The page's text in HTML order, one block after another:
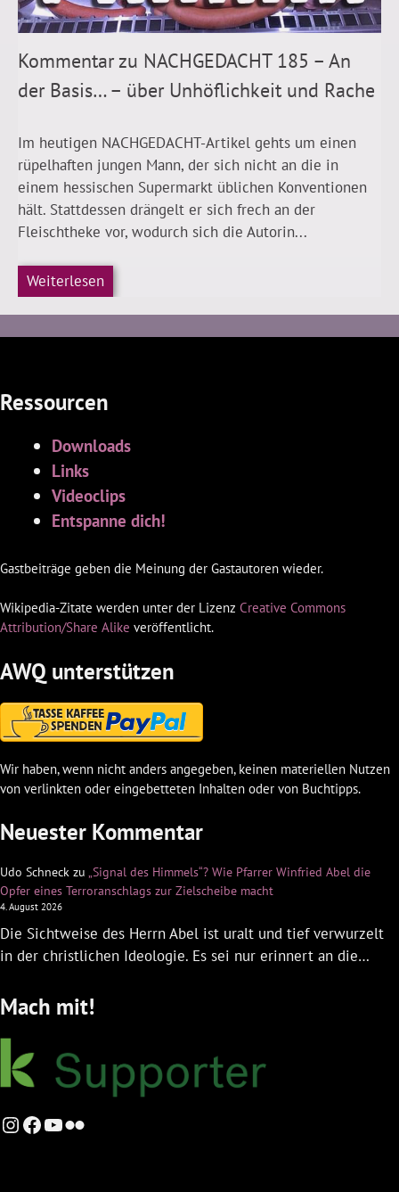
Kommentar zu NACHGEDACHT 185 – An
der Basis… – über Unhöflichkeit und Rache
Im heutigen NACHGEDACHT-Artikel gehts um einen
rüpelhaften jungen Mann, der sich nicht an die in
einem hessischen Supermarkt üblichen Konventionen
hält. Stattdessen drängelt er sich frech an der
Fleischtheke vor, wodurch sich die Autorin...
Weiterlesen
Ressourcen
Downloads
Links
Videoclips
Entspanne dich!
Gastbeiträge geben die Meinung der Gastautoren wieder.
Wikipedia-Zitate werden unter der Lizenz Creative Commons
Attribution/Share Alike veröffentlicht.
AWQ unterstützen
Wir haben, wenn nicht anders angegeben, keinen materiellen Nutzen
von verlinkten oder eingebetteten Inhalten oder von Buchtipps.
Neuester Kommentar
Udo Schneck zu „Signal des Himmels“? Wie Pfarrer Winfried Abel die
Opfer eines Terroranschlags zur Zielscheibe macht
4. August 2026
Die Sichtweise des Herrn Abel ist uralt und tief verwurzelt
in der christlichen Ideologie. Es sei nur erinnert an die…
Mach mit!
Instagram
Facebook
YouTube
Flickr